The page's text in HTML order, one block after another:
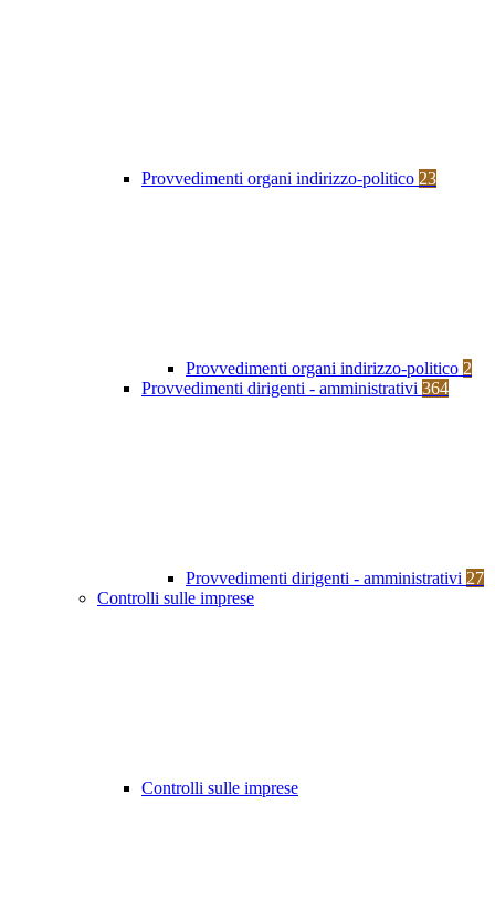
Provvedimenti organi indirizzo-politico 23
Provvedimenti organi indirizzo-politico 2
Provvedimenti dirigenti - amministrativi 364
Provvedimenti dirigenti - amministrativi 27
Controlli sulle imprese
Controlli sulle imprese